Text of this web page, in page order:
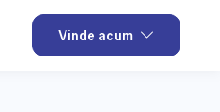
Vinde acum